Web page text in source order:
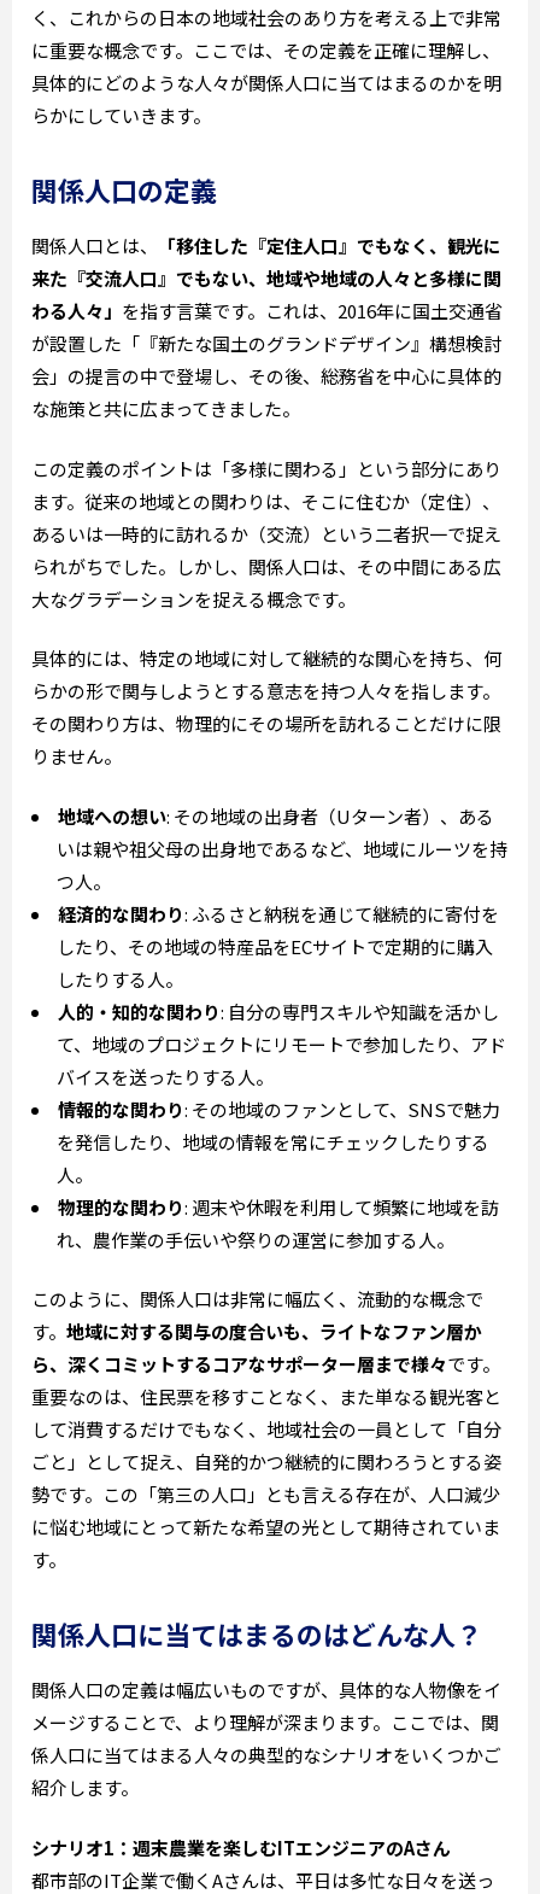
く、これからの日本の地域社会のあり方を考える上で非常
に重要な概念です。ここでは、その定義を正確に理解し、
具体的にどのような人々が関係人口に当てはまるのかを明
らかにしていきます。
関係人口の定義
関係人口とは、
「移住した『定住人口』でもなく、観光に
来た『交流人口』でもない、地域や地域の人々と多様に関
わる人々」 を指す言葉です。これは、2016年に国土交通省
が設置した「『新たな国土のグランドデザイン』構想検討
会」の提言の中で登場し、その後、総務省を中心に具体的
な施策と共に広まってきました。
この定義のポイントは「多様に関わる」という部分にあり
ます。従来の地域との関わりは、そこに住むか（定住）、
あるいは一時的に訪れるか（交流）という二者択一で捉え
られがちでした。しかし、関係人口は、その中間にある広
大なグラデーションを捉える概念です。
具体的には、特定の地域に対して継続的な関心を持ち、何
らかの形で関与しようとする意志を持つ人々を指します。
その関わり方は、物理的にその場所を訪れることだけに限
りません。
地域への想い: その地域の出身者（Uターン者）、ある
いは親や祖父母の出身地であるなど、地域にルーツを持
つ人。
経済的な関わり: ふるさと納税を通じて継続的に寄付を
したり、その地域の特産品をECサイトで定期的に購入
したりする人。
人的・知的な関わり: 自分の専門スキルや知識を活かし
て、地域のプロジェクトにリモートで参加したり、アド
バイスを送ったりする人。
情報的な関わり: その地域のファンとして、SNSで魅力
を発信したり、地域の情報を常にチェックしたりする
人。
物理的な関わり: 週末や休暇を利用して頻繁に地域を訪
れ、農作業の手伝いや祭りの運営に参加する人。
このように、関係人口は非常に幅広く、流動的な概念で
す。 地域に対する関与の度合いも、ライトなファン層か
ら、深くコミットするコアなサポーター層まで様々です。
重要なのは、住民票を移すことなく、また単なる観光客と
して消費するだけでもなく、地域社会の一員として「自分
ごと」として捉え、自発的かつ継続的に関わろうとする姿
勢です。この「第三の人口」とも言える存在が、人口減少
に悩む地域にとって新たな希望の光として期待されていま
す。
関係人口に当てはまるのはどんな人？
関係人口の定義は幅広いものですが、具体的な人物像をイ
メージすることで、より理解が深まります。ここでは、関
係人口に当てはまる人々の典型的なシナリオをいくつかご
紹介します。
シナリオ1：週末農業を楽しむITエンジニアのAさん
都市部のIT企業で働くAさんは、平日は多忙な日々を送っ